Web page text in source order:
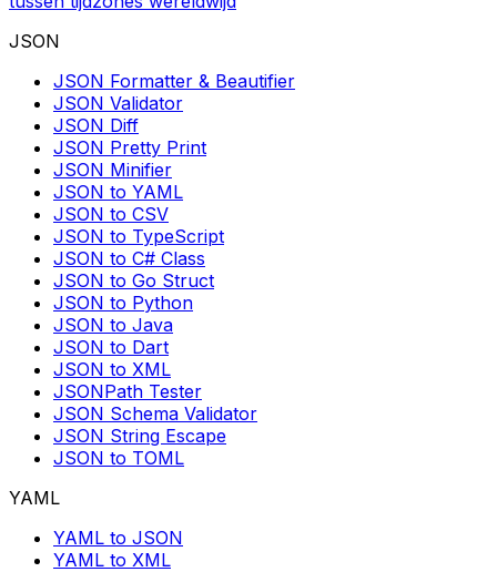
JSON
JSON Formatter & Beautifier
JSON Validator
JSON Diff
JSON Pretty Print
JSON Minifier
JSON to YAML
JSON to CSV
JSON to TypeScript
JSON to C# Class
JSON to Go Struct
JSON to Python
JSON to Java
JSON to Dart
JSON to XML
JSONPath Tester
JSON Schema Validator
JSON String Escape
JSON to TOML
YAML
YAML to JSON
YAML to XML